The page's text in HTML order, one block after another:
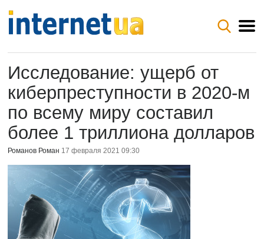
Исследование: ущерб от
киберпреступности в 2020-м
по всему миру составил
более 1 триллиона долларов
Романов Роман 17 февраля 2021 09:30